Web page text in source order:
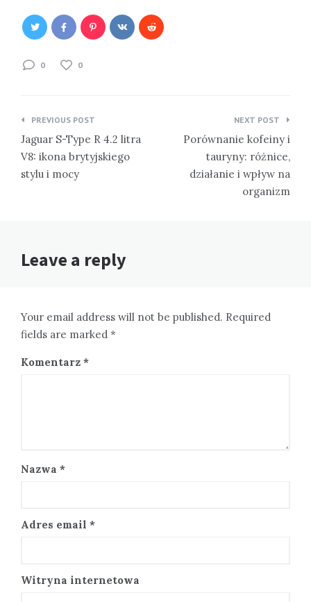
0 0
Nawigacja
wpisu
PREVIOUS POST
Jaguar S-Type R 4.2 litra
V8: ikona brytyjskiego
stylu i mocy
NEXT POST
Porównanie kofeiny i
tauryny: różnice,
działanie i wpływ na
organizm
Leave a reply
Your email address will not be published. Required
fields are marked *
Komentarz *
Nazwa *
Adres email *
Witryna internetowa